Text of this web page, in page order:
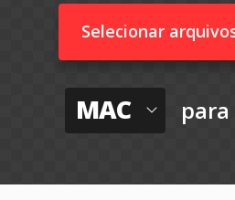
Selecionar
MAC para